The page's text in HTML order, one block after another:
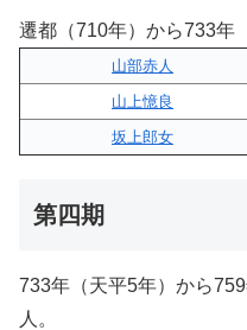
遷都（710年）から733年
山部赤人
山上憶良
坂上郎女
第四期
733年（天平5年）から
人。